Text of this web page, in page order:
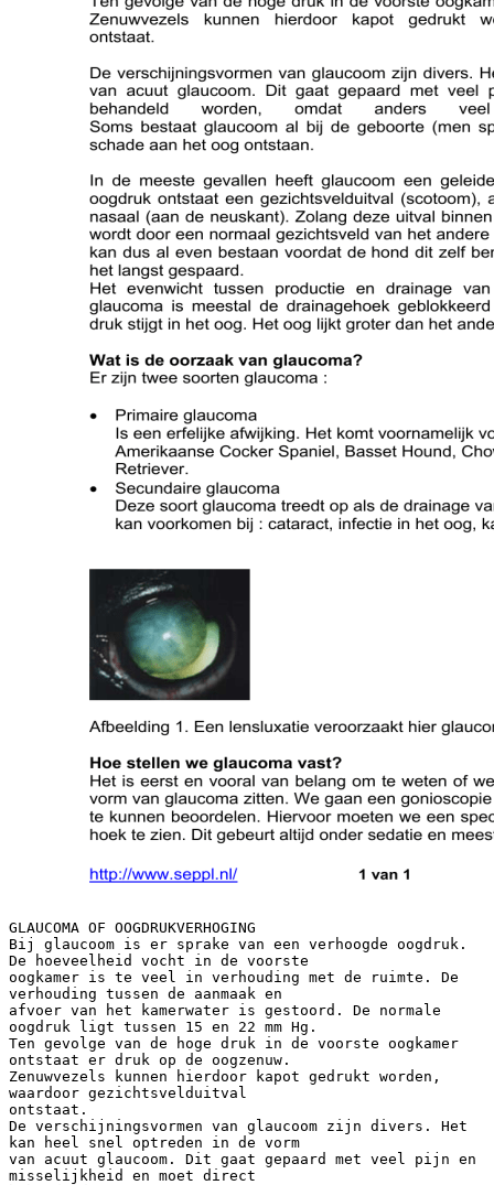
GLAUCOMA OF OOGDRUKVERHOGING
Bij glaucoom is er sprake van een verhoogde oogdruk.
De hoeveelheid vocht in de voorste
oogkamer is te veel in verhouding met de ruimte. De
verhouding tussen de aanmaak en
afvoer van het kamerwater is gestoord. De normale
oogdruk ligt tussen 15 en 22 mm Hg.
Ten gevolge van de hoge druk in de voorste oogkamer
ontstaat er druk op de oogzenuw.
Zenuwvezels kunnen hierdoor kapot gedrukt worden,
waardoor gezichtsvelduitval
ontstaat.
De verschijningsvormen van glaucoom zijn divers. Het
kan heel snel optreden in de vorm
van acuut glaucoom. Dit gaat gepaard met veel pijn en
misselijkheid en moet direct